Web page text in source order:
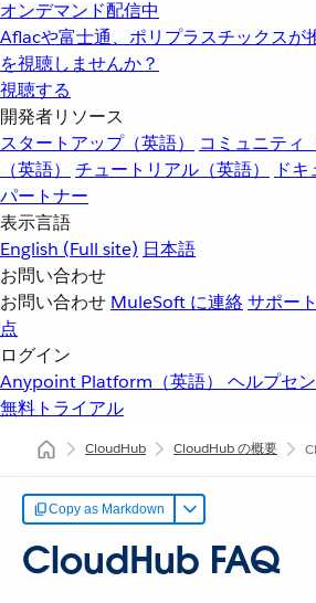
オンデマンド配信中
Aflacや富士通、ポリプラスチックスが
を視聴しませんか？
視聴する
開発者リソース
スタートアップ（英語）
コミュニティ
（英語）
チュートリアル（英語）
ドキ
パートナー
表示言語
English (Full site) 日本語
お問い合わせ
お問い合わせ MuleSoft に連絡サポー
点
ログイン
Anypoint Platform（英語） ヘルプセ
無料トライアル
CloudHub CloudHub の概要
Copy as Markdown
CloudHub FAQ